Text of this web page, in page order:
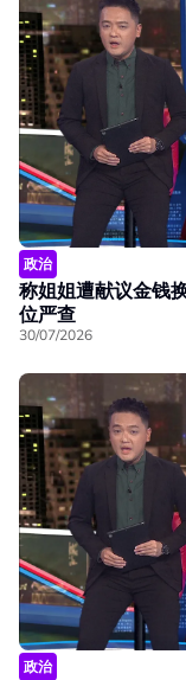
政治
称姐姐遭献议金钱
位严查
30/07/2026
政治